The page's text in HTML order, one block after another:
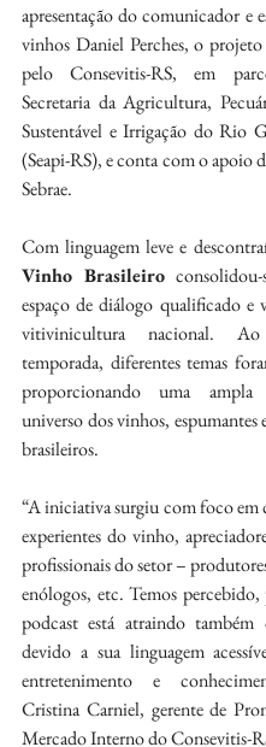
apresentação do comunicador e
vinhos Daniel Perches, o
pelo Consevitis-RS, em
Secretaria da Agricultura,
Sustentável e Irrigação do Rio
(Seapi-RS), e conta com o apoio
Sebrae.
Com linguagem leve e
Vinho Brasileiro
espaço de diálogo qualificado e
vitivinicultura nacional.
temporada, diferentes temas
proporcionando uma
universo dos vinhos, espumantes
brasileiros.
“A iniciativa surgiu com foco em
experientes do vinho,
profissionais do setor –
enólogos, etc. Temos
podcast está atraindo também
devido a sua linguagem
entretenimento e
Cristina Carniel, gerente de
Mercado Interno do Consevitis-